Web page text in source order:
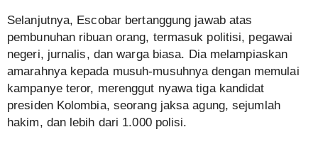
Selanjutnya, Escobar bertanggung jawab atas
pembunuhan ribuan orang, termasuk politisi, pegawai
negeri, jurnalis, dan warga biasa. Dia melampiaskan
amarahnya kepada musuh-musuhnya dengan memulai
kampanye teror, merenggut nyawa tiga kandidat
presiden Kolombia, seorang jaksa agung, sejumlah
hakim, dan lebih dari 1.000 polisi.